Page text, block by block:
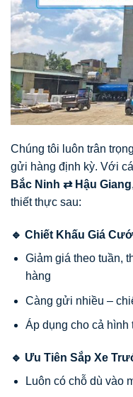
Chúng tôi luôn trân
gửi hàng định kỳ. Với
Bắc Ninh ⇄ Hậu Giang
thiết thực sau:
🔹 Chiết Khấu Giá
Giảm giá theo tuần,
hàng
Càng gửi nhiều –
Áp dụng cho cả
🔹 Ưu Tiên Sắp Xe
Luôn có chỗ dù vào